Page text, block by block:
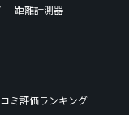
距離計測器
ミ評価ランキング